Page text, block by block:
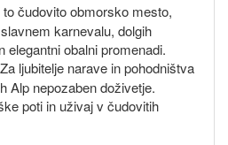
čudovito obmorsko mesto,
karnevalu, dolgih
elegantni obalni promenadi.
Za ljubitelje narave in pohodništva
Alp nepozaben doživetje.
poti in uživaj v čudovitih